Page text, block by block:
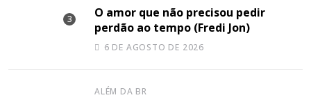
O amor que não precisou pedir
perdão ao tempo (Fredi Jon)
6 DE AGOSTO DE 2026
ALÉM DA BR